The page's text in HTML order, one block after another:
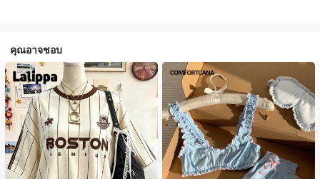
คุณอาจชอบ